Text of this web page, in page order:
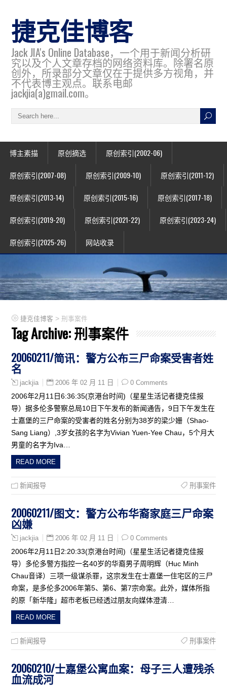
捷克佳博客
Jack JIA's Online Database，一个用于新闻分析研
究以及个人文章存档的网络资料库。除署名原
创外，所录部分文章仅在于提供多方视角，并
不代表博主观点。联系电邮
jackjia(a)gmail.com。
博主素描 原创摘选 原创索引(2002-06)
原创索引(2007-08) 原创索引(2009-10) 原创索引(2011-12)
原创索引(2013-14) 原创索引(2015-16) 原创索引(2017-18)
原创索引(2019-20) 原创索引(2021-22) 原创索引(2023-24)
原创索引(2025-26) 网站收录
捷克佳博客 >刑事案件
Tag Archive:刑事案件
20060211/简讯：警方公布三尸命案受害者姓
名
jackjia 2006 年 02 月 11 日 0 Comments
2006年2月11日6:36:35(京港台时间)（星星生活记者捷克佳报
导）据多伦多警察总局10日下午发布的新闻通告，9日下午发生在
士嘉堡的三尸命案的受害者的姓名分别为38岁的梁少姗（Shao-
Sang Liang）,3岁女孩的名字为Vivian Yuen-Yee Chau，5个月大
男童的名字为Iva…
READ MORE
新闻报导 刑事案件
20060211/图文：警方公布华裔家庭三尸命案
凶嫌
jackjia 2006 年 02 月 11 日 0 Comments
2006年2月11日2:20:33(京港台时间)（星星生活记者捷克佳报
导）多伦多警方指控一名40岁的华裔男子周明辉（Huc Minh
Chau音译）三项一级谋杀罪，这宗发生在士嘉堡一住宅区的三尸
命案，是多伦多2006年第5、第6、第7宗命案。此外，媒体所指
的原「新华隆」超市老板已经透过朋友向媒体澄清…
READ MORE
新闻报导 刑事案件
20060210/士嘉堡公寓血案：母子三人遭残杀
血流成河